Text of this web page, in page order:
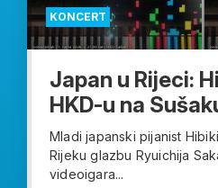
KONCERT
Japan u Rijeci:
HKD-u na
Mladi japanski pijanist
Rijeku glazbu Ryuichija
videoigara...